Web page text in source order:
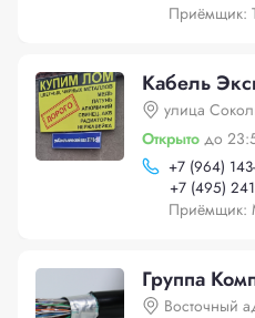
Приёмщик:
Кабель
улица
Открыто до
+7 (964)
+7 (495)
Приёмщик:
Группа
Восточный